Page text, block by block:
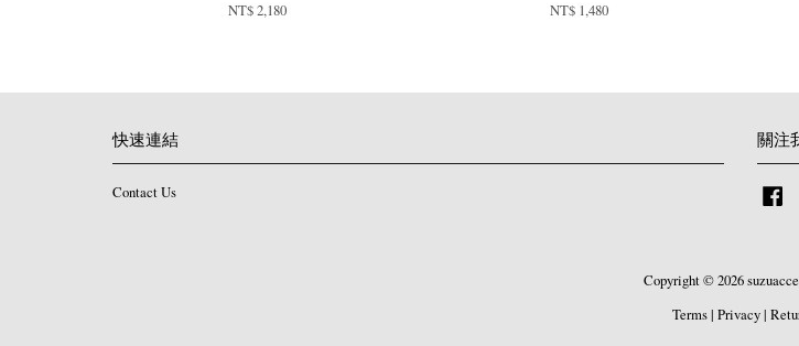
NT$ 2,180 NT$ 1,480
快速連結
Contact Us
關注
Copyright © 2026
Terms| Privacy|